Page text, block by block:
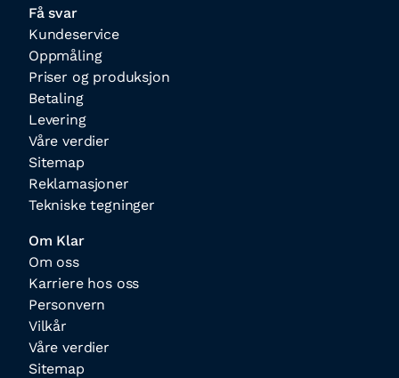
Få svar
Kundeservice
Oppmåling
Priser og produksjon
Betaling
Levering
Våre verdier
Sitemap
Reklamasjoner
Tekniske tegninger
Om Klar
Om oss
Karriere hos oss
Personvern
Vilkår
Våre verdier
Sitemap